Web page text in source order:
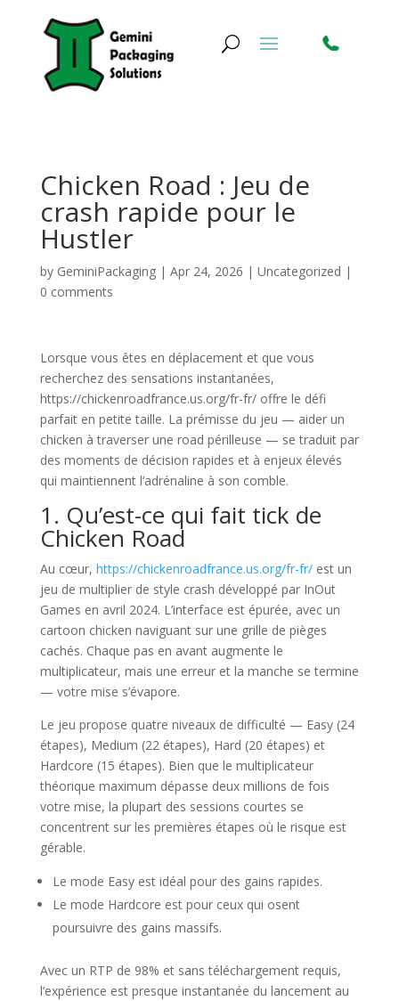
Chicken Road : Jeu de
crash rapide pour le
Hustler
by GeminiPackaging| Apr 24, 2026 | Uncategorized |
0 comments
Lorsque vous êtes en déplacement et que vous
recherchez des sensations instantanées,
https://chickenroadfrance.us.org/fr-fr/ offre le défi
parfait en petite taille. La prémisse du jeu — aider un
chicken à traverser une road périlleuse — se traduit par
des moments de décision rapides et à enjeux élevés
qui maintiennent l’adrénaline à son comble.
1. Qu’est-ce qui fait tick de
Chicken Road
Au cœur, https://chickenroadfrance.us.org/fr-fr/est un
jeu de multiplier de style crash développé par InOut
Games en avril 2024. L’interface est épurée, avec un
cartoon chicken naviguant sur une grille de pièges
cachés. Chaque pas en avant augmente le
multiplicateur, mais une erreur et la manche se termine
— votre mise s’évapore.
Le jeu propose quatre niveaux de difficulté — Easy (24
étapes), Medium (22 étapes), Hard (20 étapes) et
Hardcore (15 étapes). Bien que le multiplicateur
théorique maximum dépasse deux millions de fois
votre mise, la plupart des sessions courtes se
concentrent sur les premières étapes où le risque est
gérable.
Le mode Easy est idéal pour des gains rapides.
Le mode Hardcore est pour ceux qui osent
poursuivre des gains massifs.
Avec un RTP de 98% et sans téléchargement requis,
l’expérience est presque instantanée du lancement au